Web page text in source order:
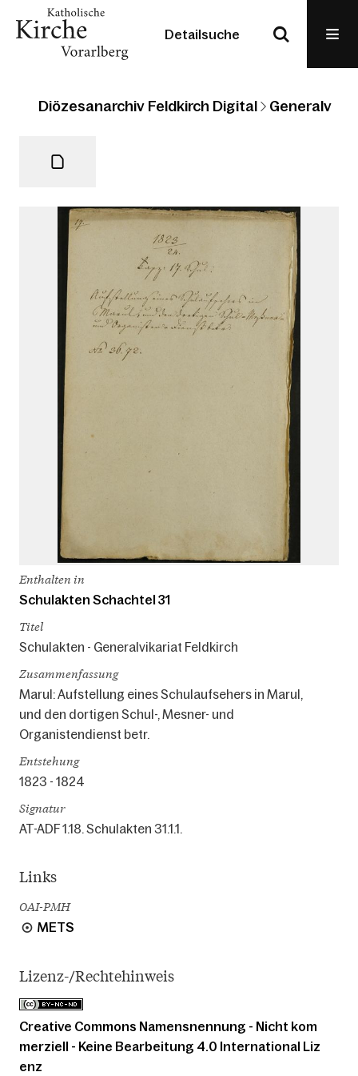
Detailsuche
Diözesanarchiv Feldkirch Digital
Enthalten in
Schulakten Schachtel 31
Titel
Schulakten - Generalvikariat Feldkirch
Zusammenfassung
Marul: Aufstellung eines Schulaufsehers in Marul,
und den dortigen Schul-, Mesner- und
Organistendienst betr.
Entstehung
1823 - 1824
Signatur
AT-ADF 1.18. Schulakten 31.1.1.
Links
OAI-PMH
METS
Lizenz-/Rechtehinweis
Creative Commons Namensnennung - Nicht kom
merziell - Keine Bearbeitung 4.0 International Liz
enz